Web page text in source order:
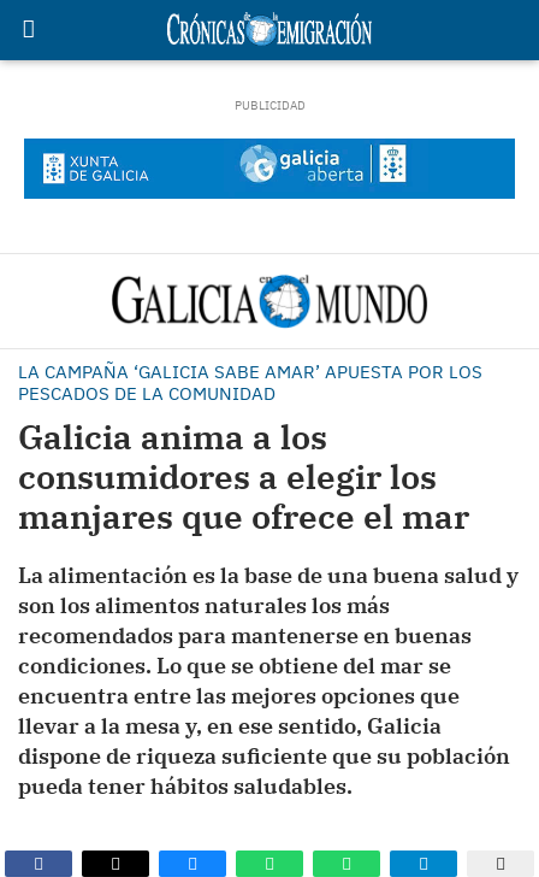
LA CAMPAÑA ‘GALICIA SABE AMAR’ APUESTA POR LOS
PESCADOS DE LA COMUNIDAD
Galicia anima a los
consumidores a elegir los
manjares que ofrece el mar
La alimentación es la base de una buena salud y
son los alimentos naturales los más
recomendados para mantenerse en buenas
condiciones. Lo que se obtiene del mar se
encuentra entre las mejores opciones que
llevar a la mesa y, en ese sentido, Galicia
dispone de riqueza suficiente que su población
pueda tener hábitos saludables.